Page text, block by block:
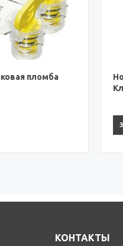
Номерная
КОНТАКТЫ